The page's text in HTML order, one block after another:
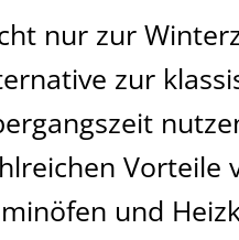
nur zur
zur
Vorteile
und